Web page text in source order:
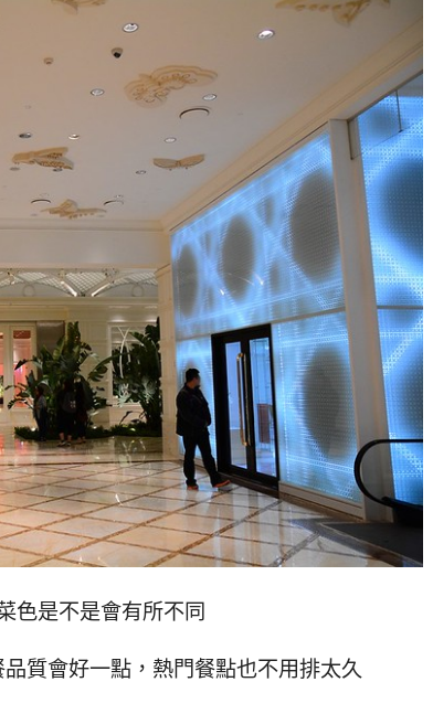
色是不是會有所不同
質會好一點，熱門餐點也不用排太久